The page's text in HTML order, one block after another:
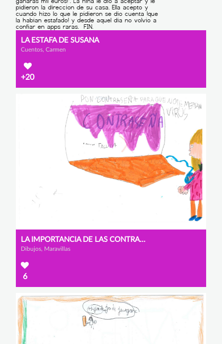
LA ESTAFA DE SUSANA
Cuentos, Carmen
+20
LA IMPORTANCIA DE LAS CONTRASEÑAS
Dibujos, Maravillas
6